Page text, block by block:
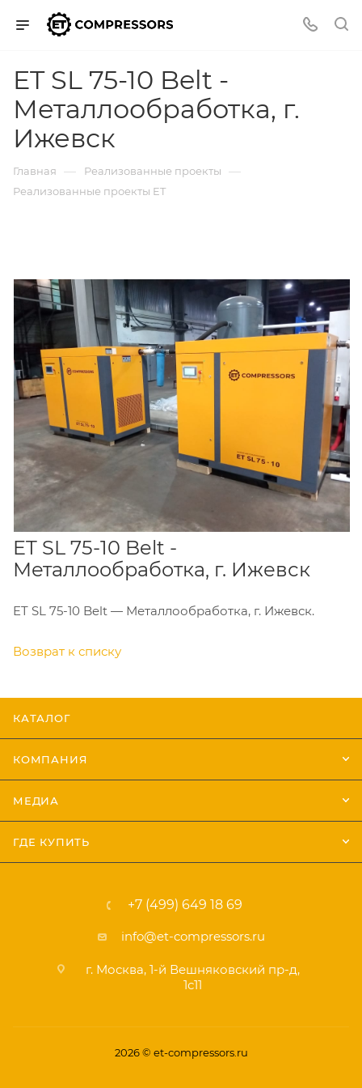
ET SL 75-10 Belt -
Металлообработка, г.
Ижевск
Главная — Реализованные проекты —
Реализованные проекты ET
ET SL 75-10 Belt -
Металлообработка, г. Ижевск
ET SL 75-10 Belt — Металлообработка, г. Ижевск.
Возврат к списку
КАТАЛОГ
КОМПАНИЯ
МЕДИА
ГДЕ КУПИТЬ
+7 (499) 649 18 69
info@et-compressors.ru
г. Москва, 1-й Вешняковский пр-д,
1с11
2026 © et-compressors.ru